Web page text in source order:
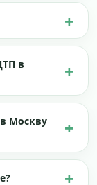
в
Москву